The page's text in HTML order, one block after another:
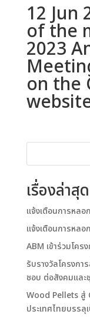
12 Jun
of the
2023
on the
เรื่องล่าสุด
แจ้งเตือนการหล
แจ้งเตือนการหล
ABM เข้าร่วมโค
รับรางวัลโครงกา
ชอบ ต่อสังคมและ
Wood Pellets สู่
ประเทศไทยบรรลุ